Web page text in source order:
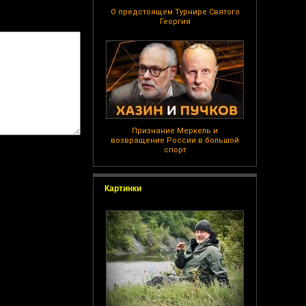
О предстоящем Турнире Святого
Георгия
Признание Меркель и
возвращение России в большой
спорт
Картинки